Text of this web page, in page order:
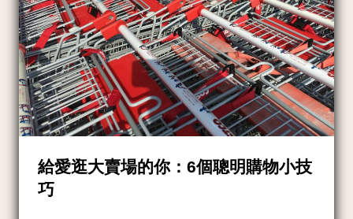
給愛逛大賣場的你：6個聰明購物小技
巧